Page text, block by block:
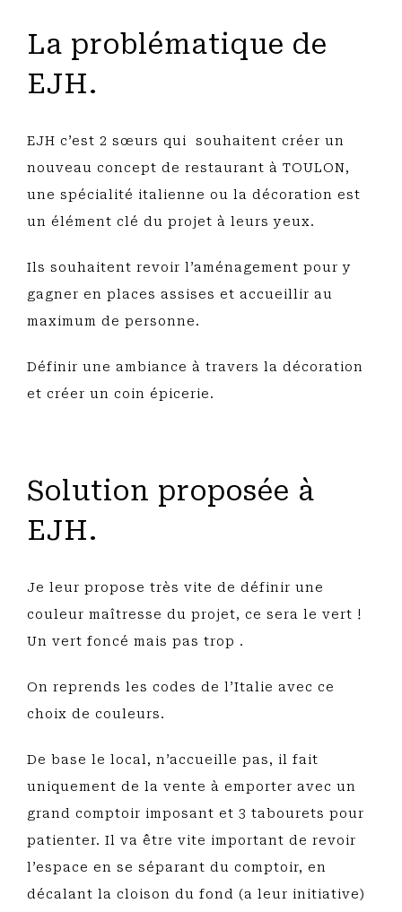
La problématique de
EJH.
EJH c’est 2 sœurs qui souhaitent créer un
nouveau concept de restaurant à TOULON,
une spécialité italienne ou la décoration est
un élément clé du projet à leurs yeux.
Ils souhaitent revoir l’aménagement pour y
gagner en places assises et accueillir au
maximum de personne.
Définir une ambiance à travers la décoration
et créer un coin épicerie.
Solution proposée à
EJH.
Je leur propose très vite de définir une
couleur maîtresse du projet, ce sera le vert !
Un vert foncé mais pas trop .
On reprends les codes de l’Italie avec ce
choix de couleurs.
De base le local, n’accueille pas, il fait
uniquement de la vente à emporter avec un
grand comptoir imposant et 3 tabourets pour
patienter. Il va être vite important de revoir
l’espace en se séparant du comptoir, en
décalant la cloison du fond (a leur initiative)